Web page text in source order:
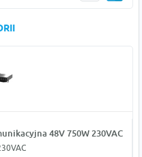
48V 750W 230VAC